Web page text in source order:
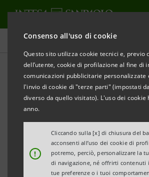
Consenso all'uso di cookie
Questo sito utilizza cookie tecnici e, previo
dell’utente, cookie di profilazione al fine di
comunicazioni pubblicitarie personalizzate
l'invio di cookie di "terze parti" (impostati
diverso da quello visitato). L'uso dei cookie
anno.
!
Cliccando sulla [x] di chiusura del
acconsenti all’uso dei cookie di
potremo, perciò, personalizzare la
di navigazione, né offrirti contenuti
tue preferenze o i tuoi
Tutti i progetti
SOSTENIBILITÀ
Tutti i vantaggi
dell’economia